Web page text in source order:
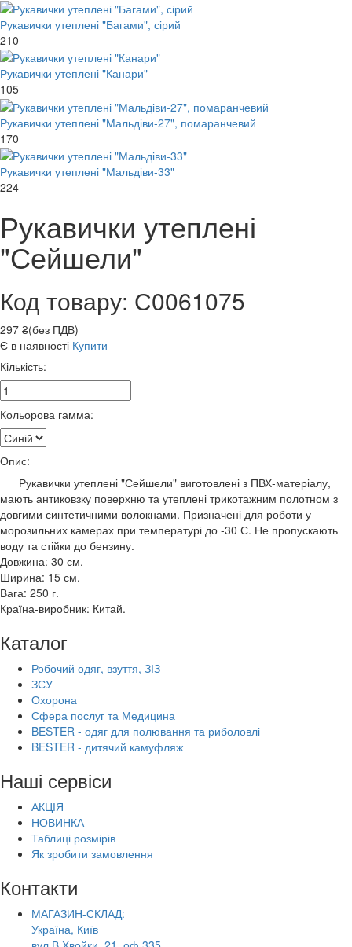
Рукавички утеплені "Багами", сірий
210
Рукавички утеплені "Канари"
105
Рукавички утеплені "Мальдіви-27", помаранчевий
170
Рукавички утеплені "Мальдіви-33"
224
Рукавички утеплені
"Сейшели"
Код товару: С0061075
297 ₴(без ПДВ)
Є в наявності Купити
Кількість:
Кольорова гамма:
Опис:
Рукавички утеплені "Сейшели" виготовлені з ПВХ-матеріалу,
мають антиковзку поверхню та утеплені трикотажним полотном з
довгими синтетичними волокнами. Призначені для роботи у
морозильних камерах при температурі до -30 С. Не пропускають
воду та стійки до бензину.
Довжина: 30 см.
Ширина: 15 см.
Вага: 250 г.
Країна-виробник: Китай.
Каталог
Робочий одяг, взуття, ЗІЗ
ЗСУ
Охорона
Сфера послуг та Медицина
BESTER - одяг для полювання та риболовлі
BESTER - дитячий камуфляж
Наші сервіси
АКЦІЯ
НОВИНКА
Таблиці розмірів
Як зробити замовлення
Контакти
МАГАЗИН-СКЛАД:
Україна, Київ